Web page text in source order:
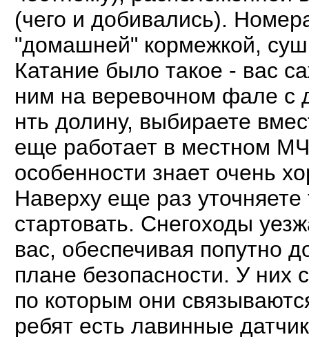
(чего и добивались).
"домашней" кормежкой,
Катание было такое - вас
ним на веревочном фале с
нть долину, выбираете
еще работает в местном
особенности знает очень
Наверху еще раз уточняете
стартовать. Снегоходы
вас, обеспечивая попутно
плане безопасности. У
по которым они
ребят есть лавинные